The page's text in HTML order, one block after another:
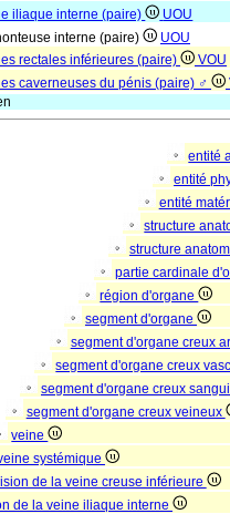
iliaque interne (paire)
UOU
interne (paire)
UOU
rectales inférieures (paire)
VOU
caverneuses du pénis (paire) ♂
entité
entité
entité
structure
structure
partie cardinale
région d'organe
segment d'organe
segment d'organe creux
segment d'organe creux
segment d'organe creux
segment d'organe creux veineux
veine
systémique
de la veine creuse inférieure
de la veine iliaque interne